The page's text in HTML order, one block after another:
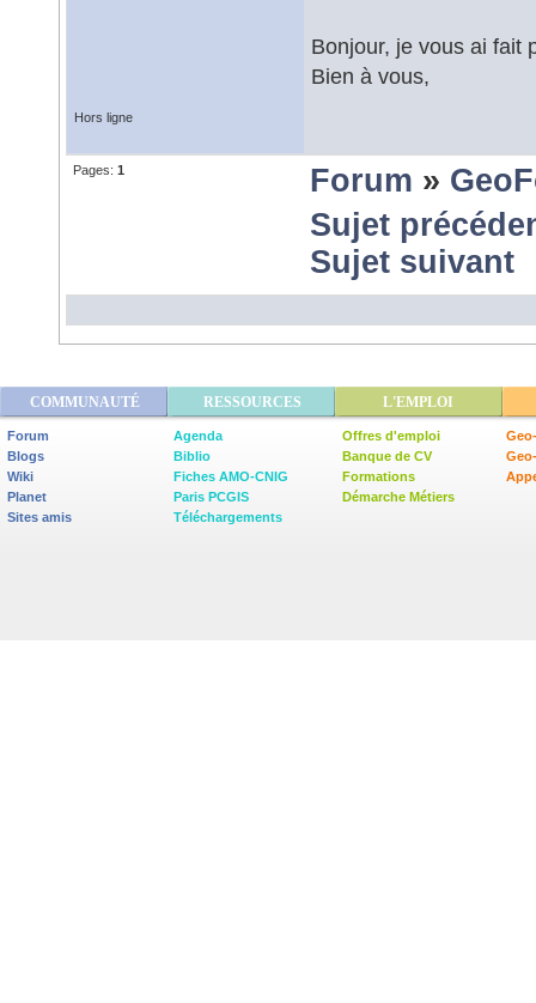
Bonjour, je vous ai fait
Bien à vous,
Hors ligne
Pages: 1 Forum »
Sujet
Sujet suivant
COMMUNAUTÉ RESSOURCES L'EMPLOI
Forum
Blogs
Wiki
Planet
Sites amis
Agenda
Biblio
Fiches AMO-CNIG
Paris PCGIS
Téléchargements
Offres d'emploi
Banque de CV
Formations
Démarche Métiers